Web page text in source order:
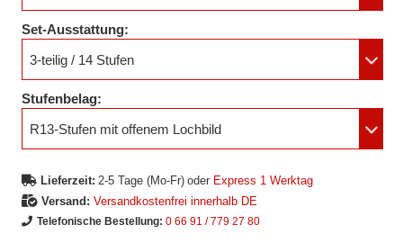
Set-Ausstattung:
3-teilig / 14 Stufen
Stufenbelag:
R13-Stufen mit offenem Lochbild
Lieferzeit: 2-5 Tage (Mo-Fr) oder Express 1 Werktag
Versand: Versandkostenfrei innerhalb DE
Telefonische Bestellung: 0 66 91 / 779 27 80